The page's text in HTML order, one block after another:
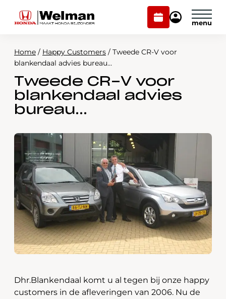
Plan
onderhoud
Mijn
Modellen
Voorraad
Onderhoud en service
Over ons
Webshop
Contact
Plan onderhoud
Mijn Honda Welman
Home / Happy Customers / Tweede CR-V voor
blankendaal advies bureau…
Tweede CR-V voor
blankendaal advies
bureau…
Dhr.Blankendaal komt u al tegen bij onze happy
customers in de afleveringen van 2006. Nu de